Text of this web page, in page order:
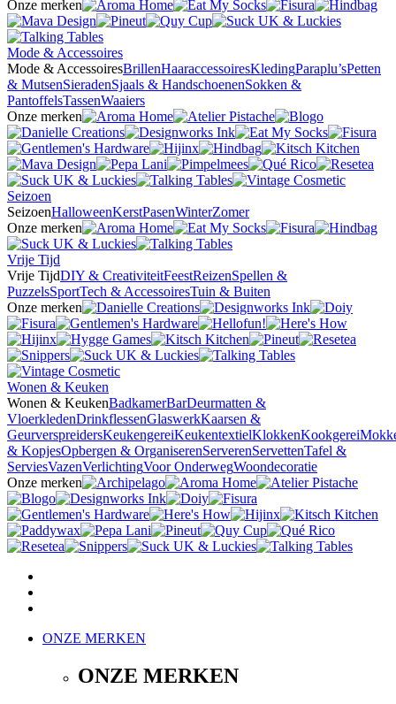
Onze merken
Mode & Accessoires
Mode & AccessoiresBrillenHaaraccessoiresKledingParaplu’sPetten
& MutsenSieradenSjaals & HandschoenenSokken &
PantoffelsTassenWaaiers
Onze merken
Seizoen
SeizoenHalloweenKerstPasenWinterZomer
Onze merken
Vrije Tijd
Vrije TijdDIY & CreativiteitFeestReizenSpellen &
PuzzelsSportTech & AccessoiresTuin & Buiten
Onze merken
Wonen & Keuken
Wonen & KeukenBadkamerBarDeurmatten &
VloerkledenDrinkflessenGlaswerkKaarsen &
GeurverspreidersKeukengereiKeukentextielKlokkenKookgerei
& KopjesOpbergen & OrganiserenServerenServettenTafel &
ServiesVazenVerlichtingVoor OnderwegWoondecoratie
Onze merken
ONZE MERKEN
ONZE MERKEN